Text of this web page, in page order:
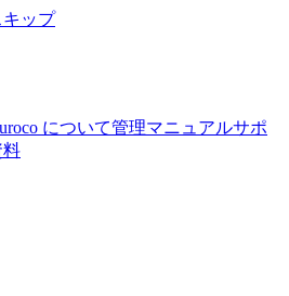
キップ
について管理マニュアルサポ
料